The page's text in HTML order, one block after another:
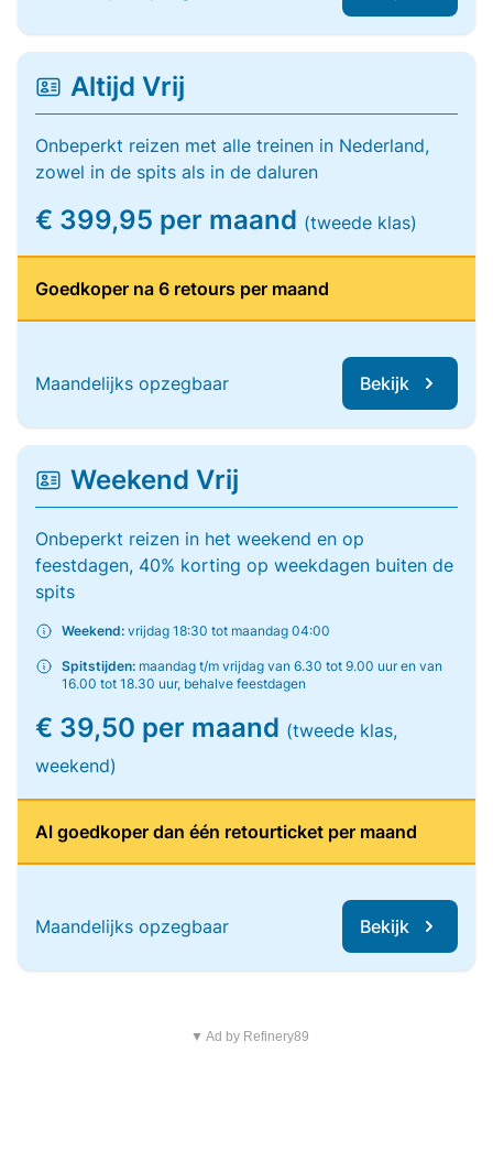
Altijd Vrij
Onbeperkt reizen met alle treinen in Nederland,
zowel in de spits als in de daluren
€ 399,95 per maand (tweede klas)
Goedkoper na 6 retours per maand
Maandelijks opzegbaar Bekijk
Weekend Vrij
Onbeperkt reizen in het weekend en op
feestdagen, 40% korting op weekdagen buiten de
spits
Weekend: vrijdag 18:30 tot maandag 04:00
Spitstijden: maandag t/m vrijdag van 6.30 tot 9.00 uur en van
16.00 tot 18.30 uur, behalve feestdagen
€ 39,50 per maand (tweede klas,
weekend)
Al goedkoper dan één retourticket per maand
Maandelijks opzegbaar Bekijk
▼ Ad by Refinery89